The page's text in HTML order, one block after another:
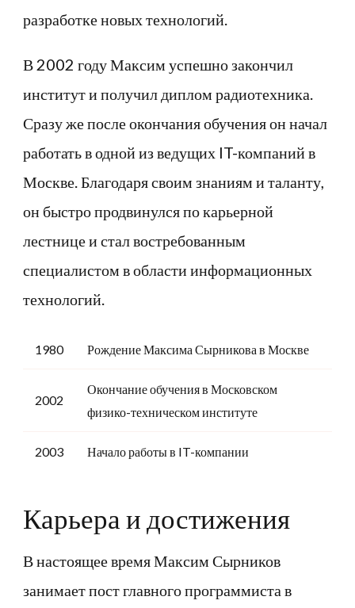
разработке новых технологий.
В 2002 году Максим успешно закончил
институт и получил диплом радиотехника.
Сразу же после окончания обучения он начал
работать в одной из ведущих IT-компаний в
Москве. Благодаря своим знаниям и таланту,
он быстро продвинулся по карьерной
лестнице и стал востребованным
специалистом в области информационных
технологий.
1980 Рождение Максима Сырникова в Москве
2002
Окончание обучения в Московском
физико-техническом институте
2003 Начало работы в IT-компании
Карьера и достижения
В настоящее время Максим Сырников
занимает пост главного программиста в